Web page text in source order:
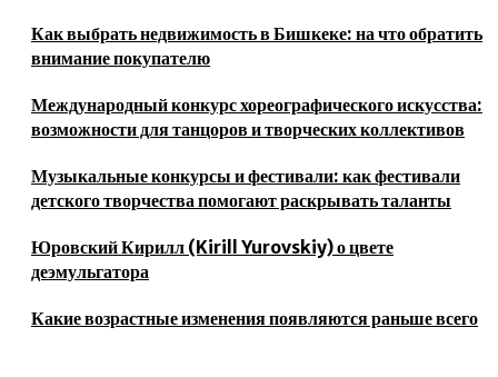
Как выбрать недвижимость в Бишкеке: на что обратить
внимание покупателю
Международный конкурс хореографического искусства:
возможности для танцоров и творческих коллективов
Музыкальные конкурсы и фестивали: как фестивали
детского творчества помогают раскрывать таланты
Юровский Кирилл (Kirill Yurovskiy) о цвете
деэмульгатора
Какие возрастные изменения появляются раньше всего